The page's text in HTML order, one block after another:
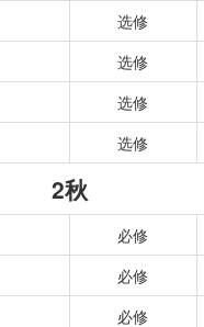
选修
选修
选修
选修
2秋
必修
必修
必修